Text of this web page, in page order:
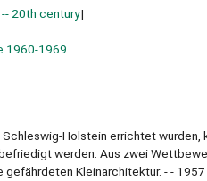
20th century
1960-1969
Holstein errichtet wurden,
werden. Aus zwei
Kleinarchitektur. - -